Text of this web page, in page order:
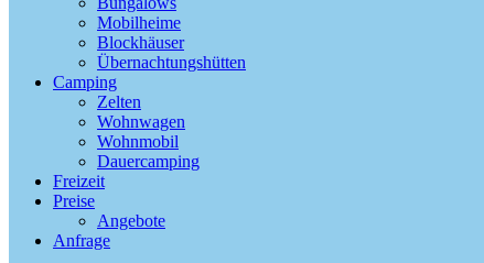
Mobilheime
Blockhäuser
Übernachtungshütten
Camping
Zelten
Wohnwagen
Wohnmobil
Dauercamping
Freizeit
Preise
Angebote
Anfrage